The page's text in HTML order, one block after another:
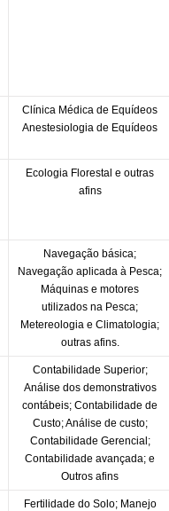
Clínica Médica de Equídeos
Anestesiologia de Equídeos
Ecologia Florestal e outras
afins
Navegação básica;
Navegação aplicada à Pesca;
Máquinas e motores
utilizados na Pesca;
Metereologia e Climatologia;
outras afins.
Contabilidade Superior;
Análise dos demonstrativos
contábeis; Contabilidade de
Custo; Análise de custo;
Contabilidade Gerencial;
Contabilidade avançada; e
Outros afins
Fertilidade do Solo; Manejo